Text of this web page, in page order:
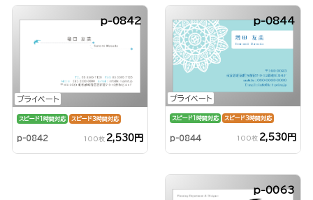
プライベート
p-0842
スピード1時間対応 スピード3時間対応
p-0842 100枚 2,530円
プライベート
p-0844
スピード1時間対応 スピード3時間対応
p-0844 100枚 2,530円
p-0063